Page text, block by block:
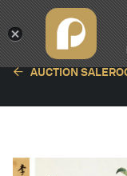
AUCTION